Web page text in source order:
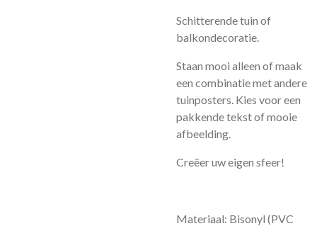
Schitterende tuin of
balkondecoratie.
Staan mooi alleen of maak
een combinatie met andere
tuinposters. Kies voor een
pakkende tekst of mooie
afbeelding.
Creëer uw eigen sfeer!
Materiaal: Bisonyl (PVC